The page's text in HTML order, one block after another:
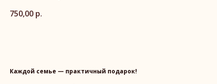
750,00 р.
Каждой семье — практичный подарок!